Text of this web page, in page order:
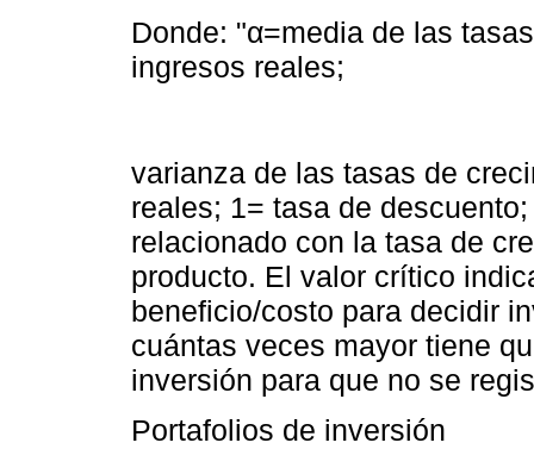
Donde: "α=media de las
ingresos reales;
varianza de las tasas de
reales; 1= tasa de
relacionado con la tasa de
producto. El valor crítico
beneficio/costo para decidir
cuántas veces mayor tiene
inversión para que no se
Portafolios de inversión